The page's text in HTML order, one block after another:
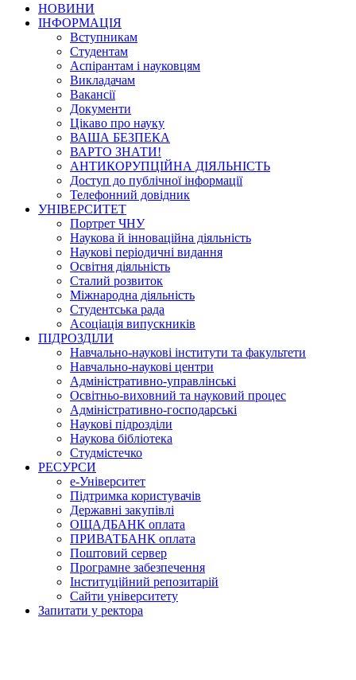
НОВИНИ
ІНФОРМАЦІЯ
Вступникам
Студентам
Аспірантам і науковцям
Викладачам
Вакансії
Документи
Цікаво про науку
ВАША БЕЗПЕКА
ВАРТО ЗНАТИ!
АНТИКОРУПЦІЙНА ДІЯЛЬНІСТЬ
Доступ до публічної інформації
Телефонний довідник
УНІВЕРСИТЕТ
Портрет ЧНУ
Наукова й інноваційна діяльність
Наукові періодичні видання
Освітня діяльність
Сталий розвиток
Міжнародна діяльність
Студентська рада
Асоціація випускників
ПІДРОЗДІЛИ
Навчально-наукові інститути та факультети
Навчально-наукові центри
Адміністративно-управлінські
Освітньо-виховний та науковий процес
Адміністративно-господарські
Наукові підрозділи
Наукова бібліотека
Студмістечко
РЕСУРСИ
е-Університет
Підтримка користувачів
Державні закупівлі
ОЩАДБАНК оплата
ПРИВАТБАНК оплата
Поштовий сервер
Програмне забезпечення
Інституційний репозитарій
Сайти університету
Запитати у ректора